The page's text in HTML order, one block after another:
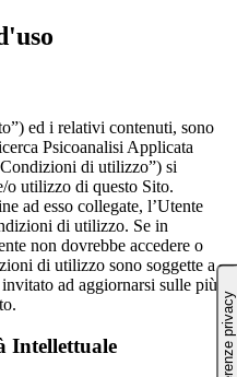
ed i relativi contenuti, sono
Psicoanalisi Applicata
di utilizzo”) si
o utilizzo di questo Sito.
ad esso collegate, l’Utente
di utilizzo. Se in
non dovrebbe accedere o
di utilizzo sono soggette a
ad aggiornarsi sulle più
Intellettuale